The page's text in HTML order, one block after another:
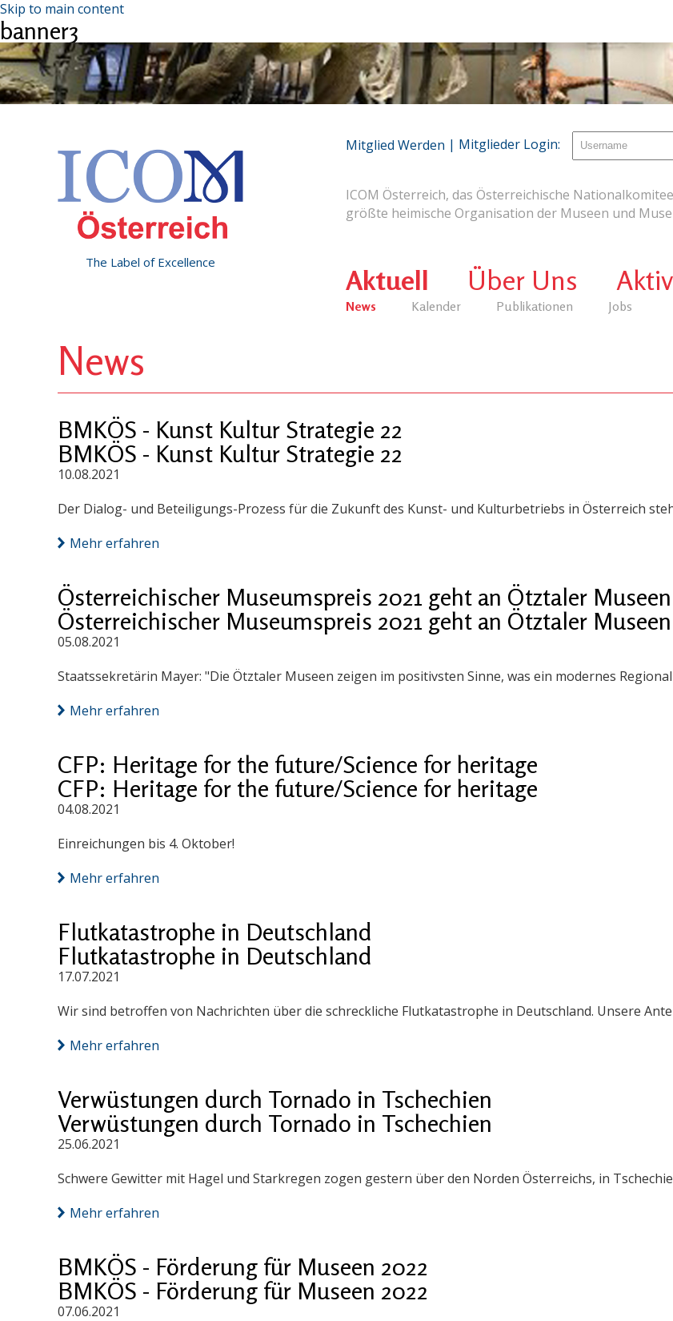
Skip to main content
banner3
The Label of Excellence
ICOM Österreich, das Österreichische
größte heimische Organisation der Museen und
Aktuell
News Kalender Publikationen Jobs
Über Uns
Mitglied Werden | Mitglieder Login:
News
BMKÖS - Kunst Kultur Strategie 22
BMKÖS - Kunst Kultur Strategie 22
10.08.2021
Der Dialog- und Beteiligungs-Prozess für die Zukunft des Kunst- und Kulturbetriebs in Österreich
Mehr erfahren
Österreichischer Museumspreis 2021 geht an Ötztaler Museen
Österreichischer Museumspreis 2021 geht an Ötztaler Museen
05.08.2021
Staatssekretärin Mayer: "Die Ötztaler Museen zeigen im positivsten Sinne, was ein modernes
Mehr erfahren
CFP: Heritage for the future/Science for heritage
CFP: Heritage for the future/Science for heritage
04.08.2021
Einreichungen bis 4. Oktober!
Mehr erfahren
Flutkatastrophe in Deutschland
Flutkatastrophe in Deutschland
17.07.2021
Wir sind betroffen von Nachrichten über die schreckliche Flutkatastrophe in Deutschland. Unsere
Mehr erfahren
Verwüstungen durch Tornado in Tschechien
Verwüstungen durch Tornado in Tschechien
25.06.2021
Schwere Gewitter mit Hagel und Starkregen zogen gestern über den Norden Österreichs, in
Mehr erfahren
BMKÖS - Förderung für Museen 2022
BMKÖS - Förderung für Museen 2022
07.06.2021